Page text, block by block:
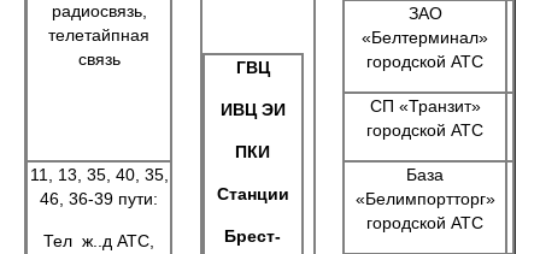
радиосвязь,
телетайпная
связь
ГВЦ
ИВЦ ЭИ
ПКИ
Станции
Брест-
ЗАО
«Белтерминал»
городской АТС
СП «Транзит»
городской АТС
11, 13, 35, 40, 35,
46, 36-39 пути:
Тел ж..д АТС,
База
«Белимпортторг»
городской АТС